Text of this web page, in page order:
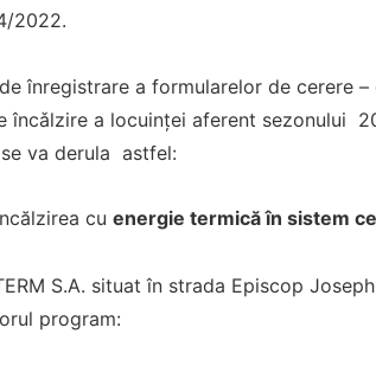
2022.
înregistrare a formularelor de cerere
încǎlzire a locuinței aferent sezonului
va derula astfel:
cu energie termică în sistem
S.A. situat în strada Episcop
program: